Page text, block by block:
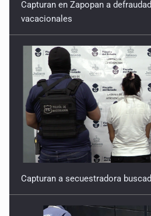
Capturan en Zapopan a
vacacionales
Capturan a secuestradora